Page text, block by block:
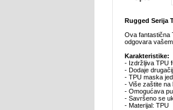
Rugged Serija
Ova fantastična
odgovara
Karakteristike:
- Izdržljiva TPU
- Dodaje
- TPU maska
- Više zaštite na
- Omogućava
- Savršeno se
- Materijal: TPU